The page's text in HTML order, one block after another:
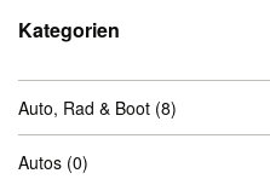
Kategorien
Auto, Rad & Boot (8)
Autos (0)